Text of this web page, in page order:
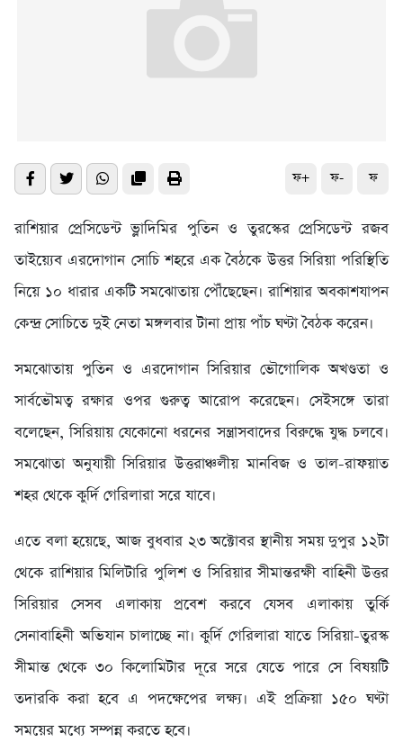
ফ+ ফ- ফ
রাশিয়ার প্রেসিডেন্ট ভ্লাদিমির পুতিন ও তুরস্কের প্রেসিডেন্ট রজব
তাইয়্যেব এরদোগান সোচি শহরে এক বৈঠকে উত্তর সিরিয়া পরিস্থিতি
নিয়ে ১০ ধারার একটি সমঝোতায় পৌঁছেছেন। রাশিয়ার অবকাশযাপন
কেন্দ্র সোচিতে দুই নেতা মঙ্গলবার টানা প্রায় পাঁচ ঘণ্টা বৈঠক করেন।
সমঝোতায় পুতিন ও এরদোগান সিরিয়ার ভৌগোলিক অখণ্ডতা ও
সার্বভৌমত্ব রক্ষার ওপর গুরুত্ব আরোপ করেছেন। সেইসঙ্গে তারা
বলেছেন, সিরিয়ায় যেকোনো ধরনের সন্ত্রাসবাদের বিরুদ্ধে যুদ্ধ চলবে।
সমঝোতা অনুযায়ী সিরিয়ার উত্তরাঞ্চলীয় মানবিজ ও তাল-রাফয়াত
শহর থেকে কুর্দি গেরিলারা সরে যাবে।
এতে বলা হয়েছে, আজ বুধবার ২৩ অক্টোবর স্থানীয় সময় দুপুর ১২টা
থেকে রাশিয়ার মিলিটারি পুলিশ ও সিরিয়ার সীমান্তরক্ষী বাহিনী উত্তর
সিরিয়ার সেসব এলাকায় প্রবেশ করবে যেসব এলাকায় তুর্কি
সেনাবাহিনী অভিযান চালাচ্ছে না। কুর্দি গেরিলারা যাতে সিরিয়া-তুরস্ক
সীমান্ত থেকে ৩০ কিলোমিটার দূরে সরে যেতে পারে সে বিষয়টি
তদারকি করা হবে এ পদক্ষেপের লক্ষ্য। এই প্রক্রিয়া ১৫০ ঘণ্টা
সময়ের মধ্যে সম্পন্ন করতে হবে।